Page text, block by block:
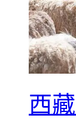
西